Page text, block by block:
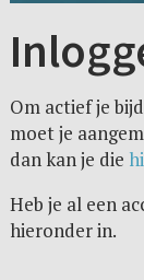
Om actief je
moet je
dan kan je die
Heb je al een
hieronder in.